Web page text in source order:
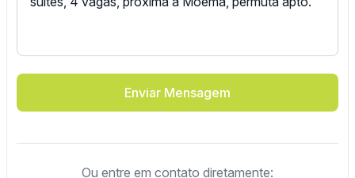
Enviar Mensagem
Ou entre em contato diretamente: